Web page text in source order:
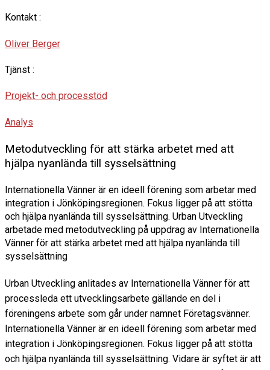
Kontakt :
Oliver Berger
Tjänst :
Projekt- och processtöd
Analys
Metodutveckling för att stärka arbetet med att
hjälpa nyanlända till sysselsättning
Internationella Vänner är en ideell förening som arbetar med
integration i Jönköpingsregionen. Fokus ligger på att stötta
och hjälpa nyanlända till sysselsättning. Urban Utveckling
arbetade med metodutveckling på uppdrag av Internationella
Vänner för att stärka arbetet med att hjälpa nyanlända till
sysselsättning
Urban Utveckling anlitades av Internationella Vänner för att
processleda ett utvecklingsarbete gällande en del i
föreningens arbete som går under namnet Företagsvänner.
Internationella Vänner är en ideell förening som arbetar med
integration i Jönköpingsregionen. Fokus ligger på att stötta
och hjälpa nyanlända till sysselsättning. Vidare är syftet är att